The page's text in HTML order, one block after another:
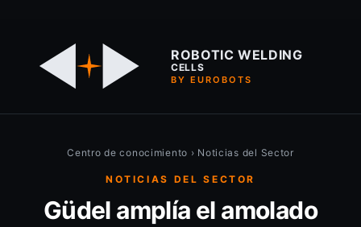
ROBOTIC WELDING
CELLS
BY EUROBOTS
Centro de conocimiento › Noticias del Sector
NOTICIAS DEL SECTOR
Güdel amplía el amolado